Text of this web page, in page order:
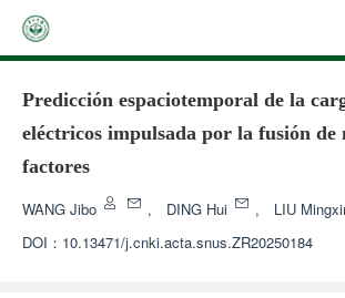
Predicción espaciotemporal de la
eléctricos impulsada por la fusión de
factores
WANG Jibo , DING Hui , LIU
DOI： 10.13471/j.cnki.acta.snus.ZR20250184